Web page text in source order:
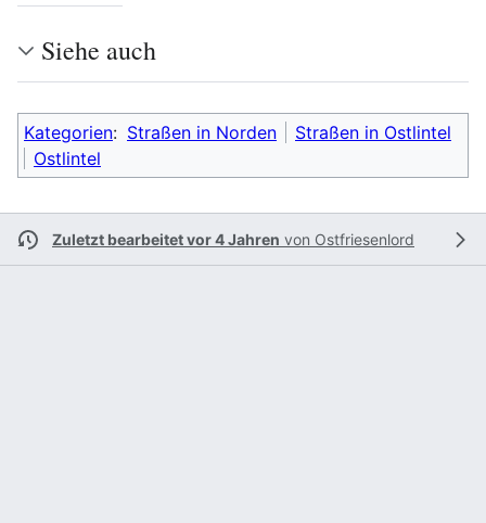
Siehe auch
Kategorien: Straßen in Norden
Straßen in Ostlintel
Ostlintel
Zuletzt bearbeitet vor 4 Jahren von Ostfriesenlord